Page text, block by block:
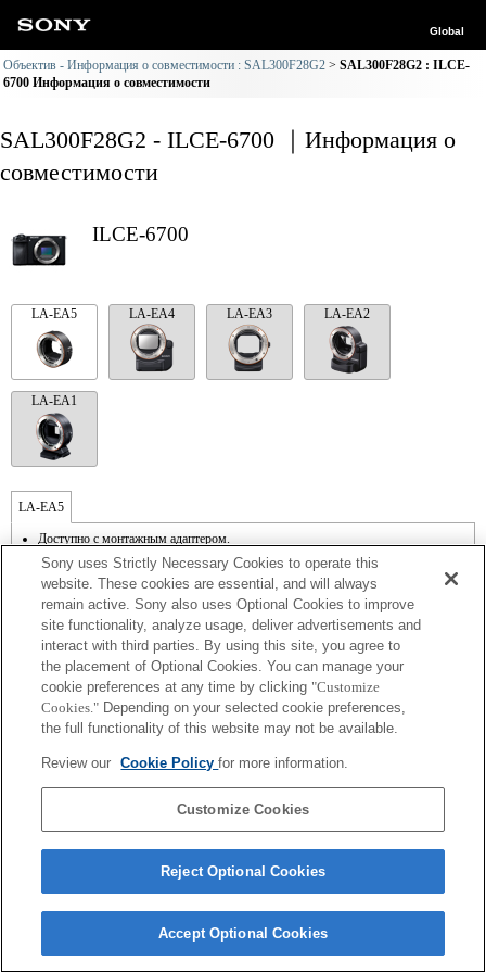
Global
Объектив - Информация о совместимости : SAL300F28G2
SAL300F28G2 : ILCE-
6700 Информация о совместимости
SAL300F28G2 - ILCE-6700 ｜Информация о
совместимости
ILCE-6700
LA-EA5 LA-EA4 LA-EA3 LA-EA2
LA-EA1
LA-EA5
Доступно с монтажным адаптером.
Звук работы диафрагмы записывается на внутренний микрофон.
Outside the A (Aperture priority), S (Shutter priority), and M (Manual) modes, the
shutter speed and the aperture can not be adjusted during the movie recording.
Функция [Lens Comp] (Компенсация для объектива) не работает.
Если установить объектив с байонетом A, используя адаптер, функция "MF
assist" [Помощь при ручной фокусировке] не будет срабатывать автоматически
при поворачивании кольца фокусировки. Для увеличения изображения
назначьте функцию "Focus Magnifier" [Увеличитель фокусировки] или "MF
Assist" [Помощь при ручной фокусировке] любой клавише в меню "Custom
Key Settings" [Настройки пользовательских кнопок].
Функция Touch Shutter [Съемка при касании] не работает.
Sony uses Strictly Necessary Cookies to operate this
website. These cookies are essential, and will always
remain active. Sony also uses Optional Cookies to improve
site functionality, analyze usage, deliver advertisements and
interact with third parties. By using this site, you agree to
the placement of Optional Cookies. You can manage your
cookie preferences at any time by clicking "Customize
Cookies." Depending on your selected cookie preferences,
the full functionality of this website may not be available.
Review our Cookie Policyfor more information.
Customize Cookies
Reject Optional Cookies
Accept Optional Cookies